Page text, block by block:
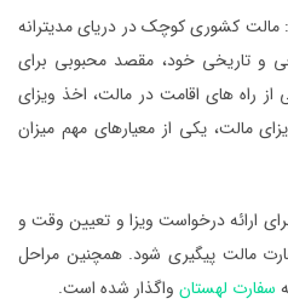
مالت كشوری كوچك در دریای مدیترانه
و تاریخی خود، مقصد محبوبی برای
راه های اقامت در مالت، اخذ ویزای
مالت، یکی از معیارهای مهم میزان
ارائه درخواست ویزا و تعیین وقت و
مالت پیگیری شود. همچنین مراحل
سفارت لهستان واگذار شده است.